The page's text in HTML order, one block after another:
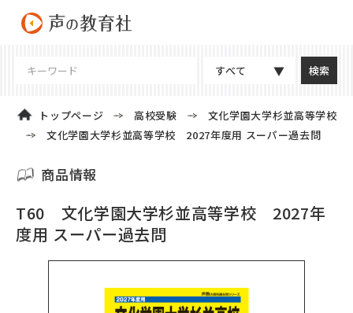
すべて
トップページ 高校受験
文化学園大学杉並高等学校
文化学園大学杉並高等学校 2027年度用 スーパー過去問
商品情報
T60 文化学園大学杉並高等学校 2027年
度用 スーパー過去問